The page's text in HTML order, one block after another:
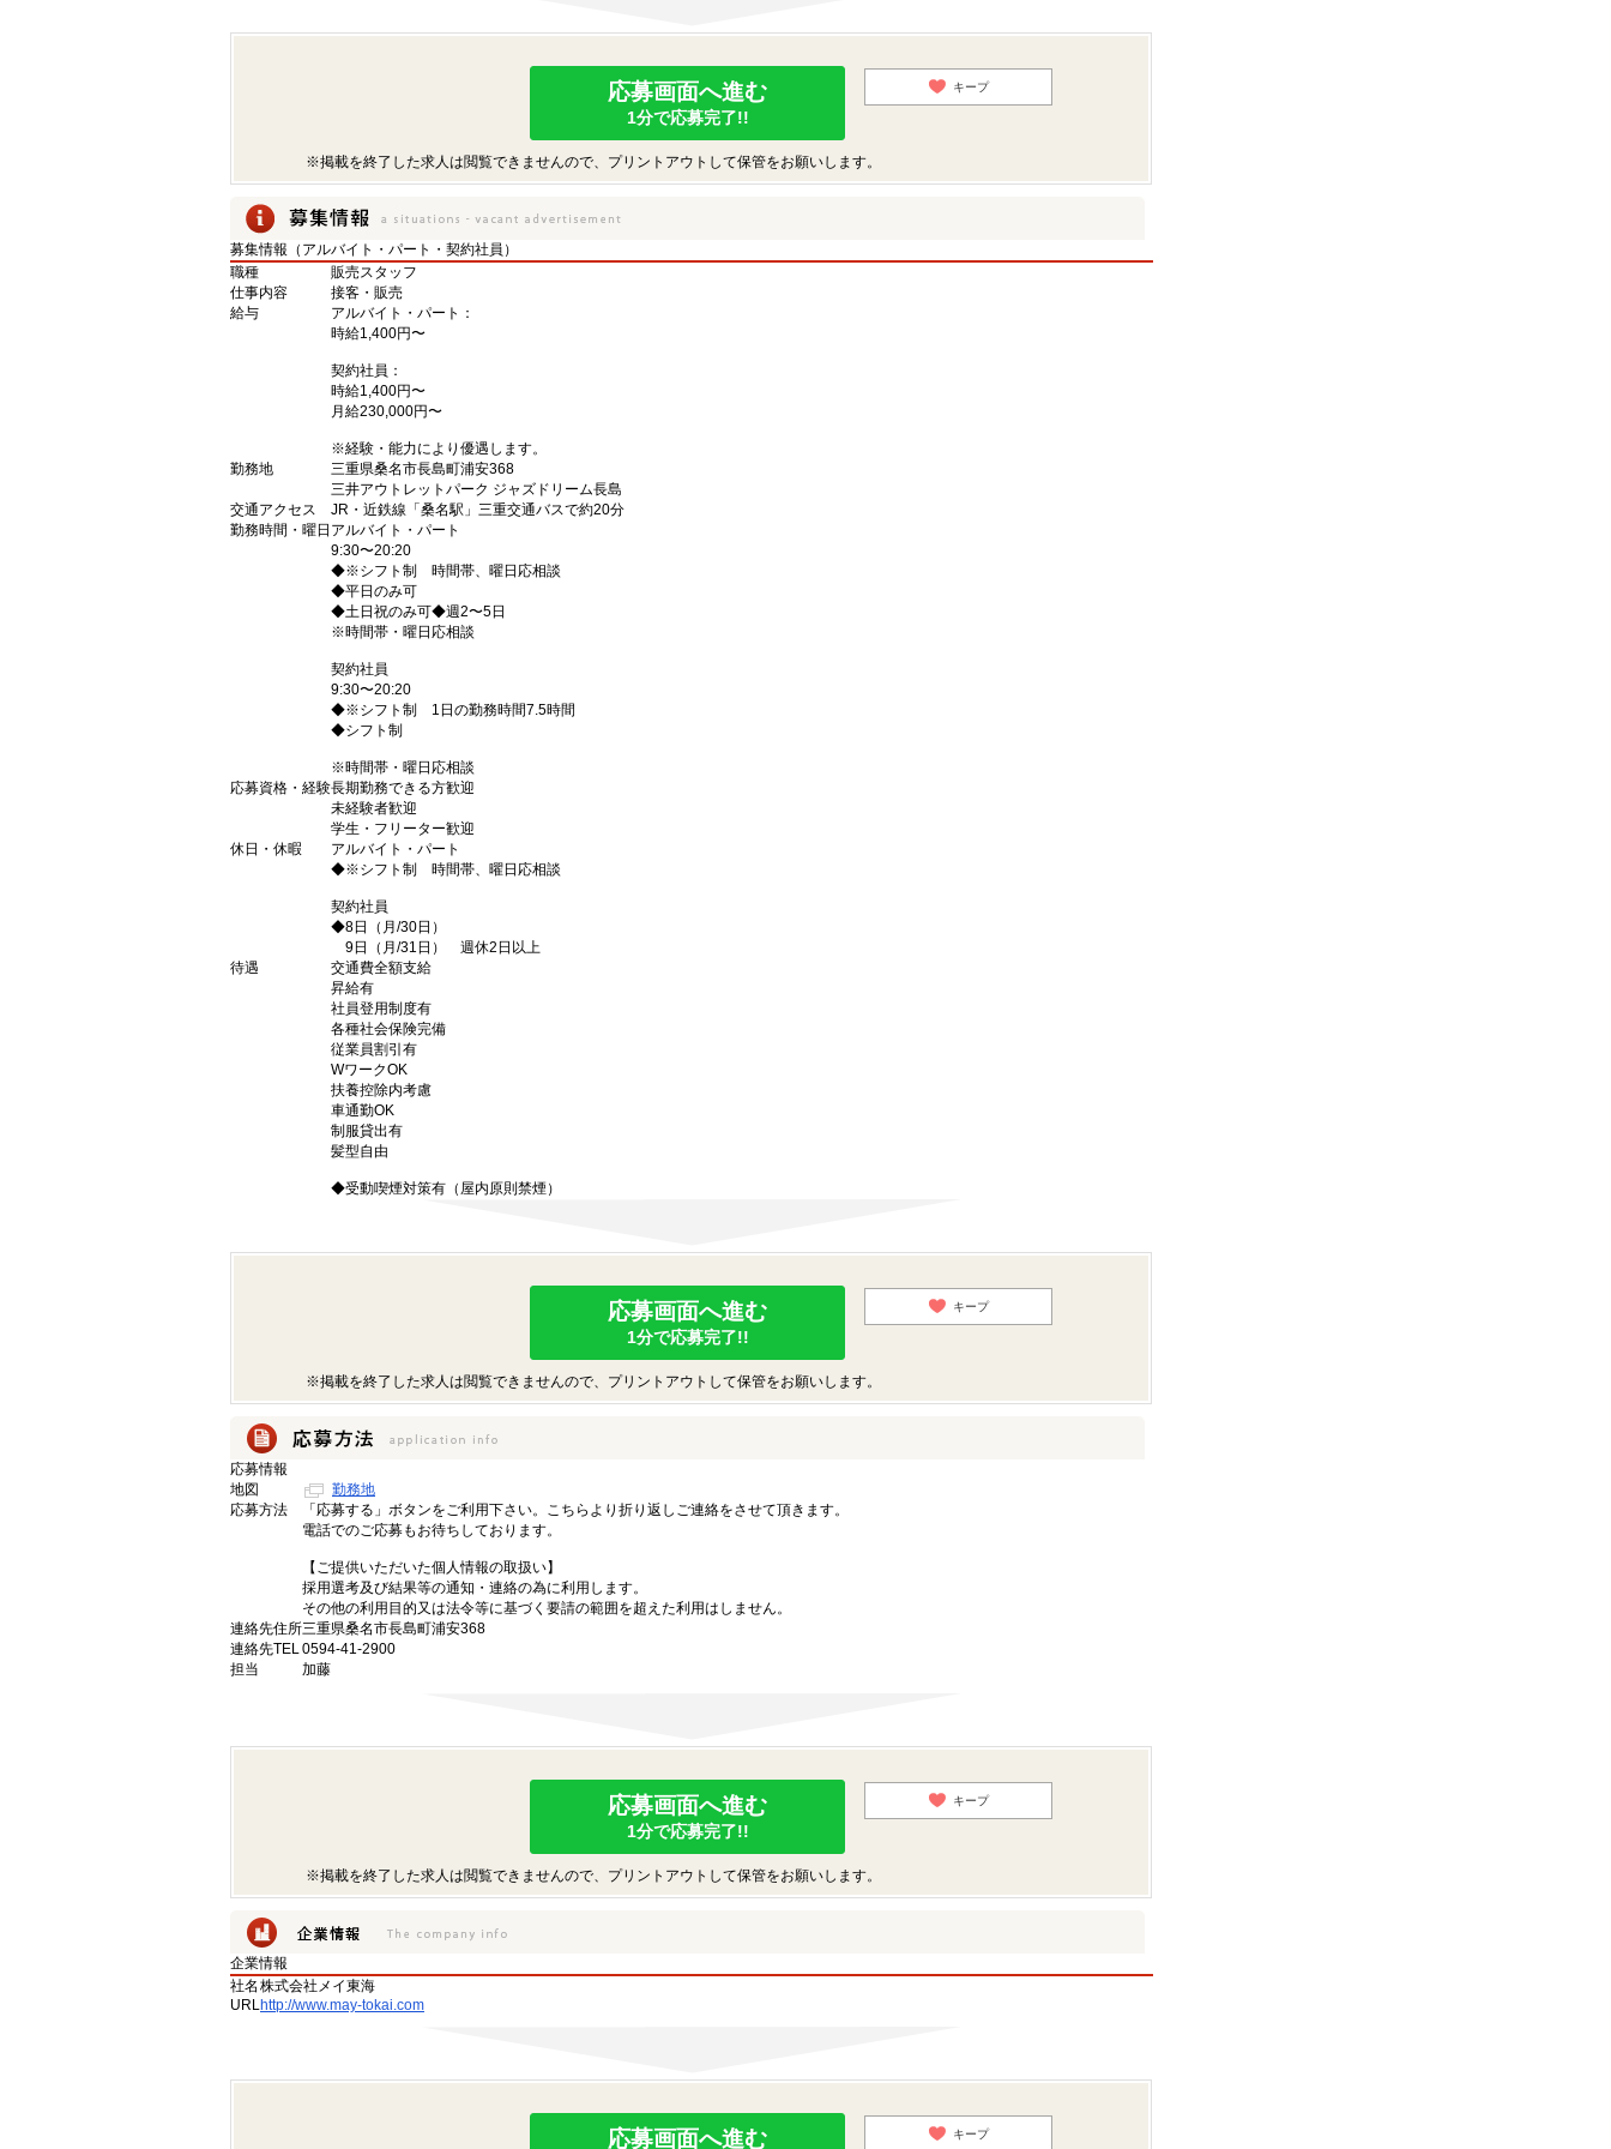
応募画面へ進む
1分で応募完了!!
キープ
※掲載を終了した求人は閲覧できませんので、プリントアウトして保管をお願いします。
募集情報（アルバイト・パート・契約社員）
職種
販売スタッフ
仕事内容
接客・販売
給与
アルバイト・パート：
時給1,400円〜
契約社員：
時給1,400円〜
月給230,000円〜
※経験・能力により優遇します。
勤務地
三重県桑名市長島町浦安368
三井アウトレットパーク ジャズドリーム長島
交通アクセス
JR・近鉄線「桑名駅」三重交通バスで約20分
勤務時間・曜日 アルバイト・パート
9:30〜20:20
◆※シフト制 時間帯、曜日応相談
◆平日のみ可
◆土日祝のみ可◆週2〜5日
※時間帯・曜日応相談
契約社員
9:30〜20:20
◆※シフト制 1日の勤務時間7.5時間
◆シフト制
※時間帯・曜日応相談
応募資格・経験長期勤務できる方歓迎
未経験者歓迎
学生・フリーター歓迎
休日・休暇
アルバイト・パート
◆※シフト制 時間帯、曜日応相談
契約社員
◆8日（月/30日）
9日（月/31日） 週休2日以上
待遇
交通費全額支給
昇給有
社員登用制度有
各種社会保険完備
従業員割引有
WワークOK
扶養控除内考慮
車通勤OK
制服貸出有
髪型自由
◆受動喫煙対策有（屋内原則禁煙）
応募画面へ進む
1分で応募完了!!
キープ
※掲載を終了した求人は閲覧できませんので、プリントアウトして保管をお願いします。
応募情報
地図
勤務地
応募方法
「応募する」ボタンをご利用下さい。こちらより折り返しご連絡をさせて頂きます。
電話でのご応募もお待ちしております。
【ご提供いただいた個人情報の取扱い】
採用選考及び結果等の通知・連絡の為に利用します。
その他の利用目的又は法令等に基づく要請の範囲を超えた利用はしません。
連絡先住所三重県桑名市長島町浦安368
連絡先TEL0594-41-2900
担当
加藤
応募画面へ進む
1分で応募完了!!
キープ
※掲載を終了した求人は閲覧できませんので、プリントアウトして保管をお願いします。
企業情報
社名 株式会社メイ東海
URLhttp://www.may-tokai.com
応募画面へ進む キープ